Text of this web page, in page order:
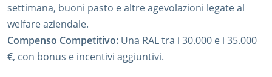
settimana, buoni pasto e altre agevolazioni legate al
welfare aziendale.
Compenso Competitivo: Una RAL tra i 30.000 e i 35.000
€, con bonus e incentivi aggiuntivi.